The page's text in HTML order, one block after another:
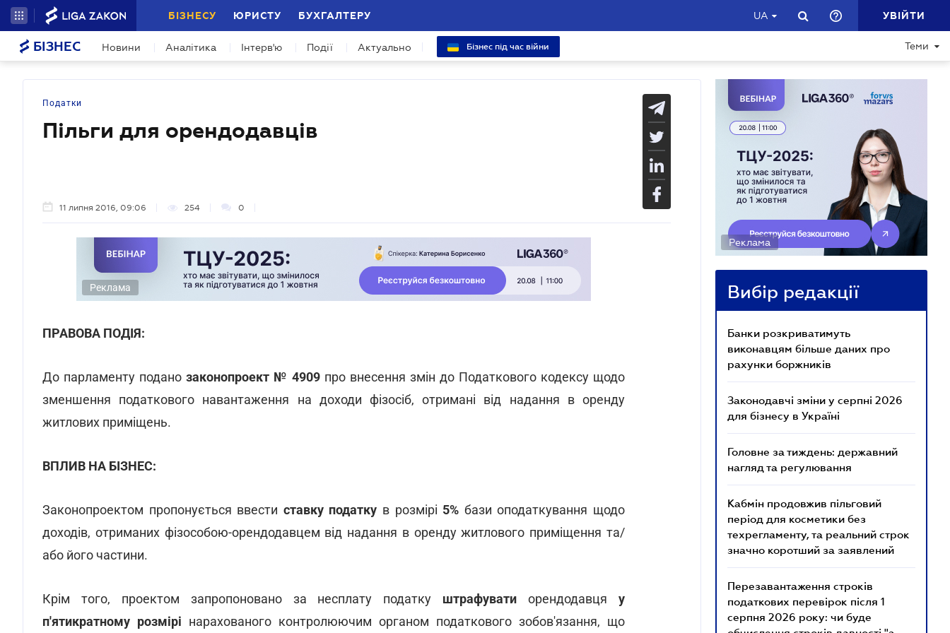
БІЗНЕСУ ЮРИСТУ БУХГАЛТЕРУ UA УВІЙТИ
БІЗНЕС Новини Аналітика Інтерв'ю Події Актуально Бізнес під час війни Теми
Податки
Пільги для орендодавців
11 липня 2016, 09:06 254 0
Реклама
ПРАВОВА ПОДІЯ:
До парламенту подано законопроект № 4909 про внесення змін до Податкового кодексу щодо
зменшення податкового навантаження на доходи фізосіб, отримані від надання в оренду
житлових приміщень.
ВПЛИВ НА БІЗНЕС:
Законопроектом пропонується ввести ставку податку в розмірі 5% бази оподаткування щодо
доходів, отриманих фізособою-орендодавцем від надання в оренду житлового приміщення та/
або його частини.
Крім того, проектом запропоновано за несплату податку штрафувати орендодавцяу
п'ятикратному розмірі нарахованого контролюючим органом податкового зобов'язання, що
Реклама
Вибір редакції
Банки розкриватимуть
виконавцям більше даних про
рахунки боржників
Законодавчі зміни у серпні 2026
для бізнесу в Україні
Головне за тиждень: державний
нагляд та регулювання
Кабмін продовжив пільговий
період для косметики без
техрегламенту, та реальний строк
значно коротший за заявлений
Перезавантаження строків
податкових перевірок після 1
серпня 2026 року: чи буде